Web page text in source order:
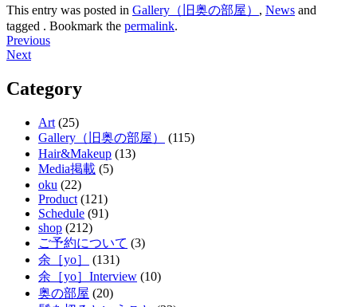
This entry was posted in Gallery（旧奥の部屋） , News and
tagged . Bookmark the permalink.
Post
navigation
Previous
Next
Category
Art (25)
Gallery（旧奥の部屋）
(115)
Hair&Makeup (13)
Media掲載 (5)
oku (22)
Product (121)
Schedule (91)
shop (212)
ご予約について (3)
余［yo］
(131)
余［yo］Interview (10)
奥の部屋 (20)